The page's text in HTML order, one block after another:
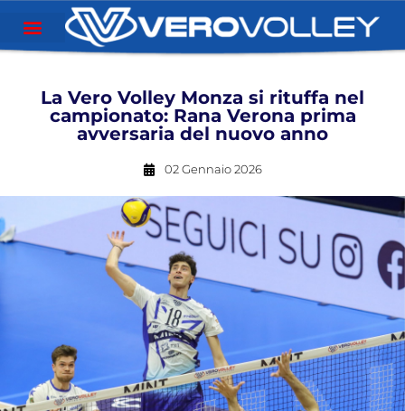
La Vero Volley Monza si rituffa nel
campionato: Rana Verona prima
avversaria del nuovo anno
02 Gennaio 2026